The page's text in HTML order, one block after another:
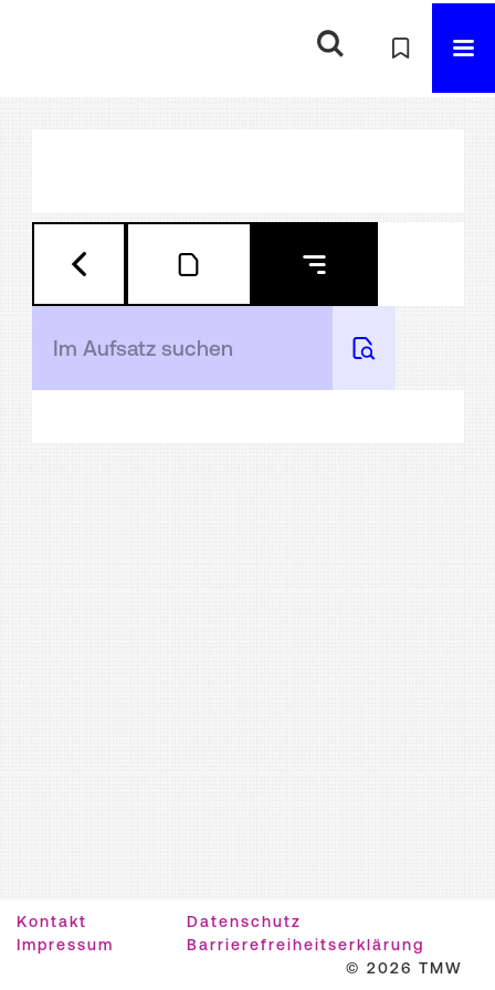
Kontakt
Datenschutz
Impressum
Barrierefreiheitserklärung
© 2026 TMW